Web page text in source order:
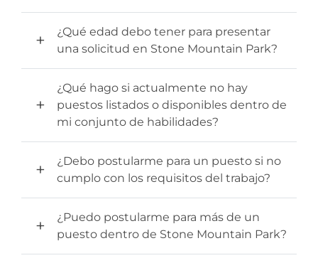
¿Qué edad debo tener para presentar
una solicitud en Stone Mountain Park?
¿Qué hago si actualmente no hay
puestos listados o disponibles dentro de
mi conjunto de habilidades?
¿Debo postularme para un puesto si no
cumplo con los requisitos del trabajo?
¿Puedo postularme para más de un
puesto dentro de Stone Mountain Park?